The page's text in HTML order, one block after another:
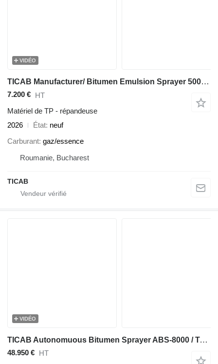
VIDÉO
TICAB Manufacturer/ Bitumen Emulsion Sprayer 500 L/ Asphalt Sprayer
7.200 € HT
Matériel de TP - répandeuse
2026
État neuf
Carburant gaz/essence
Roumanie, Bucharest
TICAB
VIDÉO
TICAB Autonomuous Bitumen Sprayer ABS-8000 / Tar Sprayer from Manufact
48.950 € HT